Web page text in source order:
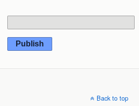
Publish
Back to top